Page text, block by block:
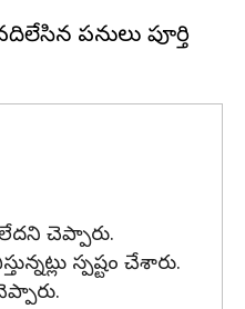
పనులు పూర్తి
చెప్పారు.
స్పష్టం చేశారు.